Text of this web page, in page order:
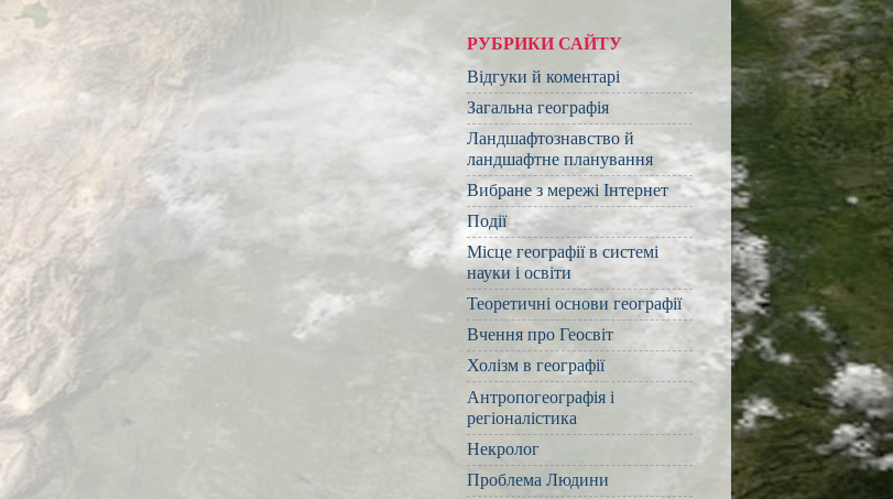
РУБРИКИ САЙТУ
Відгуки й коментарі
Загальна географія
Ландшафтознавство й
ландшафтне планування
Вибране з мережі Інтернет
Події
Місце географії в системі
науки і освіти
Теоретичні основи географії
Вчення про Геосвіт
Холізм в географії
Антропогеографія і
регіоналістика
Некролог
Проблема Людини